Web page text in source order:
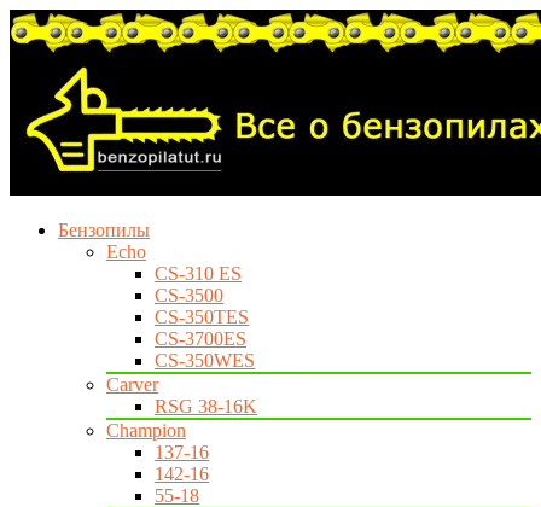
Бензопилы
Echo
CS-310 ES
CS-3500
CS-350TES
CS-3700ES
CS-350WES
Carver
RSG 38-16K
Champion
137-16
142-16
55-18